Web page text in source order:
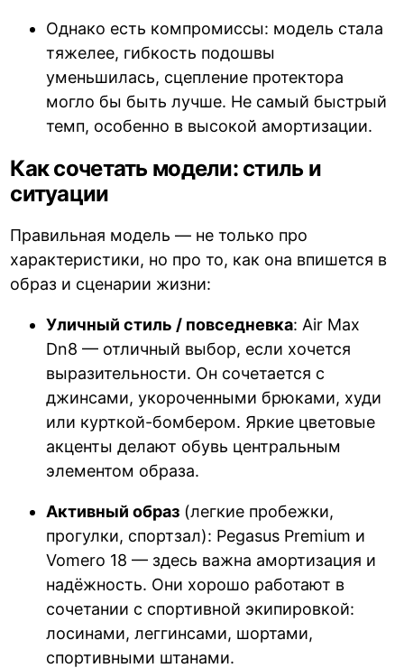
Однако есть компромиссы: модель стала
тяжелее, гибкость подошвы
уменьшилась, сцепление протектора
могло бы быть лучше. Не самый быстрый
темп, особенно в высокой амортизации.
Как сочетать модели: стиль и
ситуации
Правильная модель — не только про
характеристики, но про то, как она впишется в
образ и сценарии жизни:
Уличный стиль / повседневка: Air Max
Dn8 — отличный выбор, если хочется
выразительности. Он сочетается с
джинсами, укороченными брюками, худи
или курткой-бомбером. Яркие цветовые
акценты делают обувь центральным
элементом образа.
Активный образ (легкие пробежки,
прогулки, спортзал): Pegasus Premium и
Vomero 18 — здесь важна амортизация и
надёжность. Они хорошо работают в
сочетании с спортивной экипировкой:
лосинами, леггинсами, шортами,
спортивными штанами.